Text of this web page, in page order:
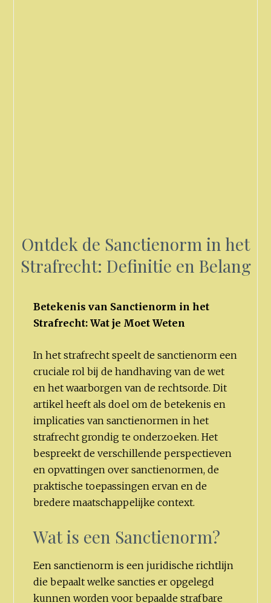
Ontdek de Sanctienorm in het
Strafrecht: Definitie en Belang
Betekenis van Sanctienorm in het
Strafrecht: Wat je Moet Weten
In het strafrecht speelt de sanctienorm een
cruciale rol bij de handhaving van de wet
en het waarborgen van de rechtsorde. Dit
artikel heeft als doel om de betekenis en
implicaties van sanctienormen in het
strafrecht grondig te onderzoeken. Het
bespreekt de verschillende perspectieven
en opvattingen over sanctienormen, de
praktische toepassingen ervan en de
bredere maatschappelijke context.
Wat is een Sanctienorm?
Een sanctienorm is een juridische richtlijn
die bepaalt welke sancties er opgelegd
kunnen worden voor bepaalde strafbare